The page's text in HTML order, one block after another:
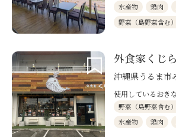
水産物 鶏肉
野菜（島野菜含む）
外食家くじ
沖縄県うるま市
使用しているおき
野菜（島野菜含む）
水産物
鶏肉